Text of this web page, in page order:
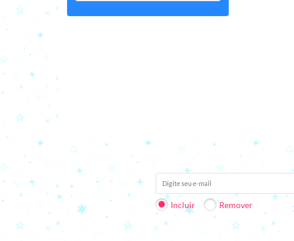
Receba nossas novidades em seu e-
Incluir Remover